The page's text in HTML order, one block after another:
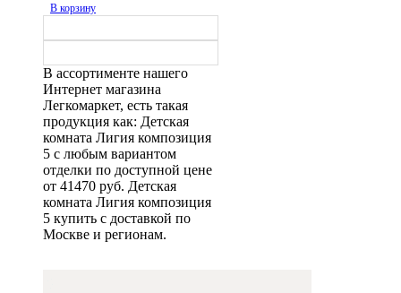
В корзину
В ассортименте нашего
Интернет магазина
Легкомаркет, есть такая
продукция как: Детская
комната Лигия композиция
5 с любым вариантом
отделки по доступной цене
от 41470 руб. Детская
комната Лигия композиция
5 купить с доставкой по
Москве и регионам.